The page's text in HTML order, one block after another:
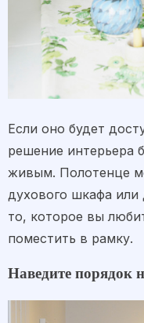
Если оно будет
решение интерьера
живым. Полотенце
духового шкафа
то, которое вы
поместить в рамку.
Наведите порядок